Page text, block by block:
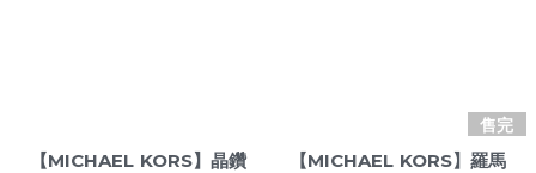
【MICHAEL KORS】晶鑽
售完
【MICHAEL KORS】羅馬